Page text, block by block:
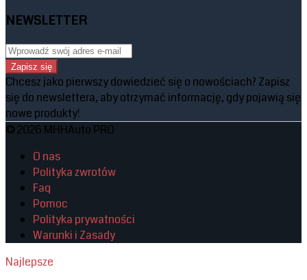
NEWSLETTER
Zapisz się
Chcesz jako pierwszy dowiedzieć się o nowościach? Zapisz
się do newslettera, aby otrzymać informację, gdy pojawią się
nowe produkty!
© 2026 MHHAuto PRO
O nas
Polityka zwrotów
Faq
Pomoc
Polityka prywatności
Warunki i Zasady
Najlepsze